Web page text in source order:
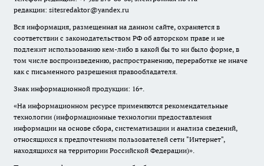
редакции: sitesredaktor@yandex.ru
Вся информация, размещенная на данном сайте, охраняется в
соответствии с законодательством РФ об авторском праве и не
подлежит использованию кем-либо в какой бы то ни было форме, в
том числе воспроизведению, распространению, переработке не иначе
как с письменного разрешения правообладателя.
Знак информационной продукции: 16+.
«На информационном ресурсе применяются рекомендательные
технологии (информационные технологии предоставления
информации на основе сбора, систематизации и анализа сведений,
относящихся к предпочтениям пользователей сети "Интернет",
находящихся на территории Российской Федерации)».